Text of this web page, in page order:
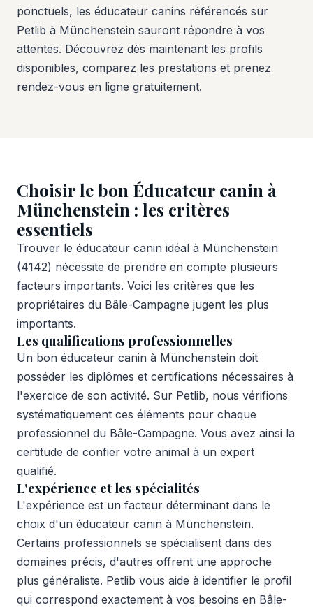
ponctuels, les éducateur canins référencés sur
Petlib à Münchenstein sauront répondre à vos
attentes. Découvrez dès maintenant les profils
disponibles, comparez les prestations et prenez
rendez-vous en ligne gratuitement.
Choisir le bon Éducateur canin à
Münchenstein : les critères
essentiels
Trouver le éducateur canin idéal à Münchenstein
(4142) nécessite de prendre en compte plusieurs
facteurs importants. Voici les critères que les
propriétaires du Bâle-Campagne jugent les plus
importants.
Les qualifications professionnelles
Un bon éducateur canin à Münchenstein doit
posséder les diplômes et certifications nécessaires à
l'exercice de son activité. Sur Petlib, nous vérifions
systématiquement ces éléments pour chaque
professionnel du Bâle-Campagne. Vous avez ainsi la
certitude de confier votre animal à un expert
qualifié.
L'expérience et les spécialités
L'expérience est un facteur déterminant dans le
choix d'un éducateur canin à Münchenstein.
Certains professionnels se spécialisent dans des
domaines précis, d'autres offrent une approche
plus généraliste. Petlib vous aide à identifier le profil
qui correspond exactement à vos besoins en Bâle-